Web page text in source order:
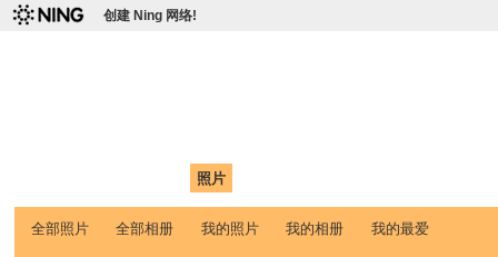
创建 Ning 网络!
照片
全部照片 全部相册 我的照片 我的相册 我的最爱